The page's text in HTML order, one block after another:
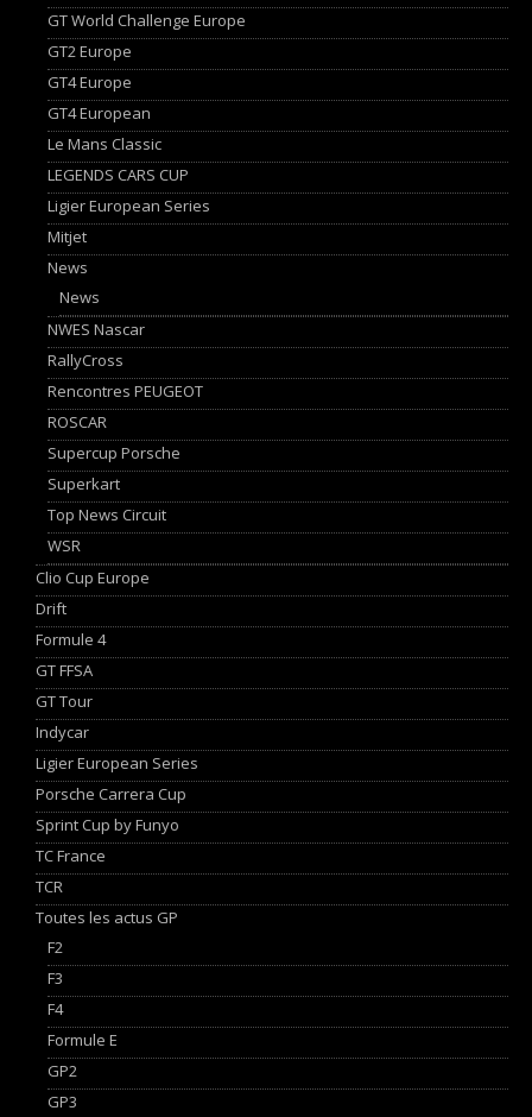
GT World Challenge Europe
GT2 Europe
GT4 Europe
GT4 European
Le Mans Classic
LEGENDS CARS CUP
Ligier European Series
Mitjet
News
News
NWES Nascar
RallyCross
Rencontres PEUGEOT
ROSCAR
Supercup Porsche
Superkart
Top News Circuit
WSR
Clio Cup Europe
Drift
Formule 4
GT FFSA
GT Tour
Indycar
Ligier European Series
Porsche Carrera Cup
Sprint Cup by Funyo
TC France
TCR
Toutes les actus GP
F2
F3
F4
Formule E
GP2
GP3